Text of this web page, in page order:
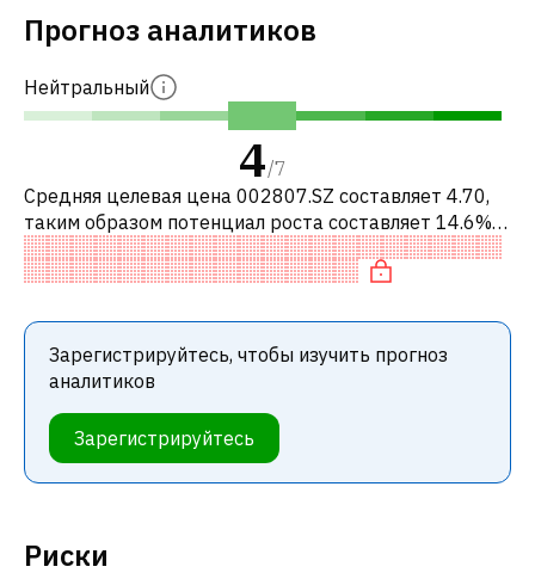
Риски
Прогноз аналитиков
Нейтральный
4/7
Средняя целевая цена 002807.SZ составляет 4.70,
таким образом потенциал роста составляет 14.6%.
Обычно это означает рекомендацию «ДЕРЖАТЬ»
среди инвестиционных компаний.
Зарегистрируйтесь, чтобы изучить прогноз
аналитиков
Зарегистрируйтесь